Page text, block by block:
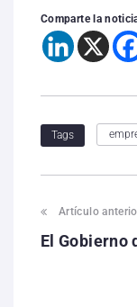
Comparte la
Tags
Artículo
El Gobierno